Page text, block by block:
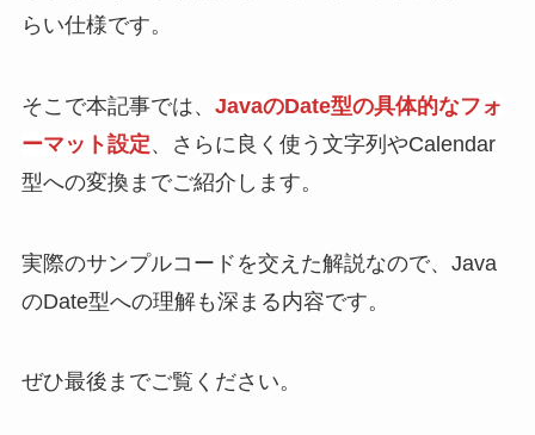
らい仕様です。
そこで本記事では、 JavaのDate型の具体的なフォ
ーマット設定、さらに良く使う文字列やCalendar
型への変換までご紹介します。
実際のサンプルコードを交えた解説なので、Java
のDate型への理解も深まる内容です。
ぜひ最後までご覧ください。